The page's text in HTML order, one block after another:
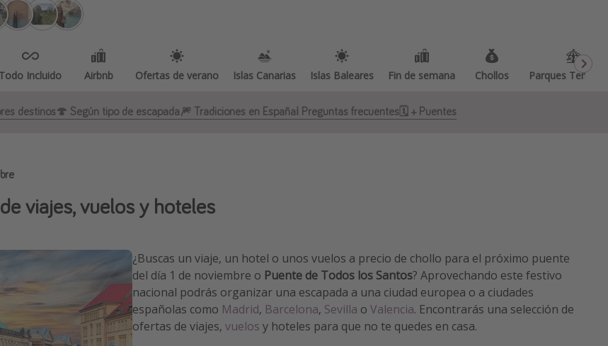
Todo Incluido Airbnb Ofertas de verano Islas Canarias Islas Baleares Fin de semana Chollos Parques
destinos🍄 Según tipo de escapada🎆 Tradiciones en España ℹ️ Preguntas frecuentes🗓 + Puentes
viajes, vuelos y hoteles
¿Buscas un viaje, un hotel o unos vuelos a precio de chollo para el próximo puente
del día 1 de noviembre o Puente de Todos los Santos? Aprovechando este festivo
nacional podrás organizar una escapada a una ciudad europea o a ciudades
españolas como Madrid, Barcelona, Sevilla o Valencia. Encontrarás una selección de
ofertas de viajes, vuelos y hoteles para que no te quedes en casa.